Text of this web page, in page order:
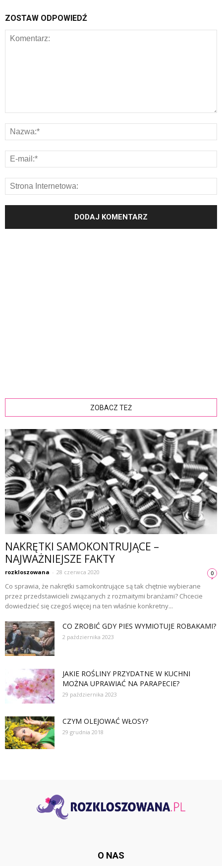
ZOSTAW ODPOWIEDŹ
ZOBACZ TEŻ
NAKRĘTKI SAMOKONTRUJĄCE –
NAJWAŻNIEJSZE FAKTY
rozkloszowana - 28 czerwca 2020 0
Co sprawia, że nakrętki samokontrujące są tak chętnie wybierane
przez przedstawicieli związanych z rozmaitymi branżami? Chcecie
dowiedzieć się czegoś więcej na ten właśnie konkretny...
CO ZROBIĆ GDY PIES WYMIOTUJE ROBAKAMI?
2 października 2023
JAKIE ROŚLINY PRZYDATNE W KUCHNI
MOŻNA UPRAWIAĆ NA PARAPECIE?
29 października 2023
CZYM OLEJOWAĆ WŁOSY?
29 grudnia 2018
O NAS